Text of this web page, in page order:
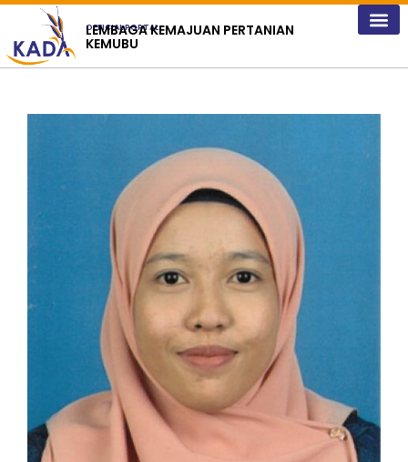
content
OFFICIAL PORTAL
LEMBAGA KEMAJUAN PERTANIAN
KEMUBU